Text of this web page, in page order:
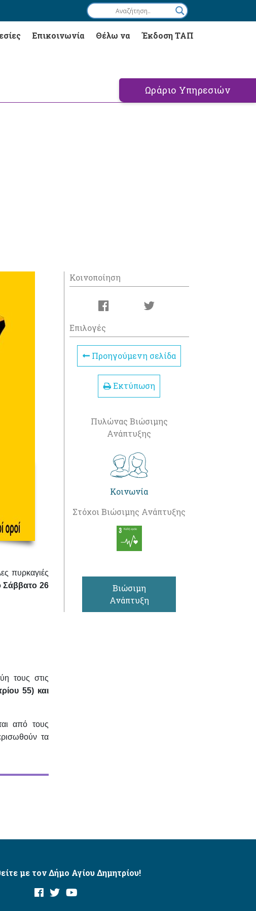
Επικοινωνία Θέλω να Έκδοση ΤΑΠ
Ωράριο Υπηρεσιών
πυρκαγιές
Σάββατο 26
τους στις
55) και
από τους
τα
Κοινοποίηση
Επιλογές
Προηγούμενη σελίδα
Εκτύπωση
Πυλώνας Βιώσιμης
Ανάπτυξης
Κοινωνία
Στόχοι Βιώσιμης Ανάπτυξης
Βιώσιμη
Ανάπτυξη
με τον Δήμο Αγίου Δημητρίου!